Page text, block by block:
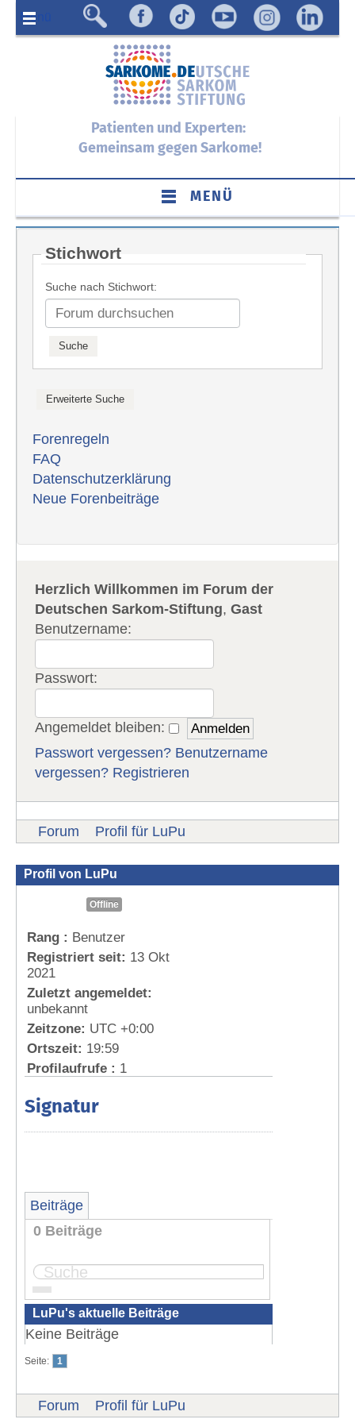
Menü
Patienten und Experten:
Gemeinsam gegen Sarkome!
MENÜ
Stichwort
Suche nach Stichwort:
Forenregeln
FAQ
Datenschutzerklärung
Neue Forenbeiträge
Herzlich Willkommen im Forum der
Deutschen Sarkom-Stiftung,Gast
Benutzername:
Passwort:
Angemeldet bleiben:
Passwort vergessen? Benutzername
vergessen? Registrieren
Forum Profil für LuPu
Profil von LuPu
Offline
Rang : Benutzer
Registriert seit: 13 Okt
2021
Zuletzt angemeldet:
unbekannt
Zeitzone: UTC +0:00
Ortszeit: 19:59
Profilaufrufe : 1
Signatur
Beiträge
0 Beiträge
LuPu's aktuelle Beiträge
Keine Beiträge
Seite: 1
Forum Profil für LuPu